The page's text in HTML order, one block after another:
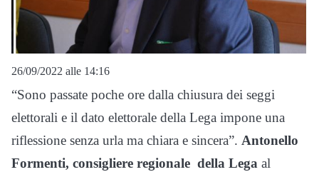
26/09/2022 alle 14:16
“Sono passate poche ore dalla chiusura dei seggi
elettorali e il dato elettorale della Lega impone una
riflessione senza urla ma chiara e sincera”. Antonello
Formenti, consigliere regionale della Lega al